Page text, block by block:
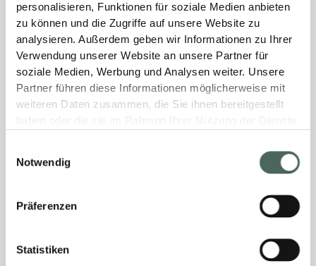
personalisieren, Funktionen für soziale Medien anbieten
zu können und die Zugriffe auf unsere Website zu
analysieren. Außerdem geben wir Informationen zu Ihrer
Verwendung unserer Website an unsere Partner für
soziale Medien, Werbung und Analysen weiter. Unsere
Partner führen diese Informationen möglicherweise mit
weiteren Daten zusammen, die Sie ihnen bereitgestellt
Notwendig
Präferenzen
Statistiken